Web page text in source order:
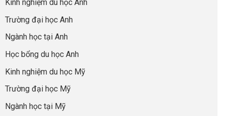
của
cha
thông
học
“Dày
hoạt
động
nhưng
thiếu
năng
lực”
Biến
Đoạn
Visa
“Bước
Vàng”
Cất
Cánh
nghề
và
ngành:
quyết
không
giờ
chọn
Kinh nghiệm du học Anh
Trường đại học Anh
Ngành học tại Anh
Học bổng du học Anh
Kinh nghiệm du học Mỹ
Trường đại học Mỹ
Ngành học tại Mỹ